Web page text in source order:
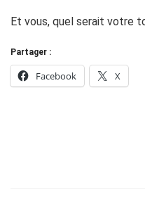
Et vous, quel serait votre
Partager :
Facebook X